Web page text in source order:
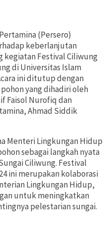
(Persero)
keberlanjutan
kegiatan Festival Ciliwung
di Universitas Islam
ini ditutup dengan
yang dihadiri oleh
Faisol Nurofiq dan
Ahmad Siddik
Menteri Lingkungan Hidup
sebagai langkah nyata
Ciliwung. Festival
ini merupakan kolaborasi
Lingkungan Hidup,
untuk meningkatkan
pelestarian sungai.